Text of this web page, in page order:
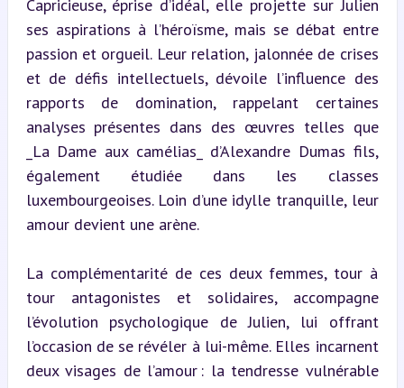
Capricieuse, éprise d’idéal, elle projette sur Julien
ses aspirations à l’héroïsme, mais se débat entre
passion et orgueil. Leur relation, jalonnée de crises
et de défis intellectuels, dévoile l’influence des
rapports de domination, rappelant certaines
analyses présentes dans des œuvres telles que
_La Dame aux camélias_ d’Alexandre Dumas fils,
également étudiée dans les classes
luxembourgeoises. Loin d’une idylle tranquille, leur
amour devient une arène.
La complémentarité de ces deux femmes, tour à
tour antagonistes et solidaires, accompagne
l’évolution psychologique de Julien, lui offrant
l’occasion de se révéler à lui-même. Elles incarnent
deux visages de l’amour : la tendresse vulnérable